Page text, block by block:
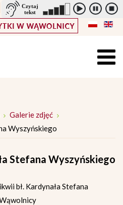
Powiększony
rozmiar
czcionki
Zwiększ
odstępy
pomiędzy
literami
Standarowy
rozmiar
czcionki
Galerie zdjęć
Wyszyńskiego
Stefana Wyszyńskiego
bł. Kardynała Stefana